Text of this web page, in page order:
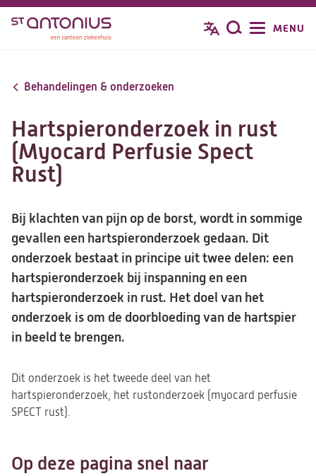
Overslaan
inhoud
Zoeken
MENU
Behandelingen & onderzoeken
Hartspieronderzoek in rust
(Myocard Perfusie Spect
Rust)
Bij klachten van pijn op de borst, wordt in sommige
gevallen een hartspieronderzoek gedaan. Dit
onderzoek bestaat in principe uit twee delen: een
hartspieronderzoek bij inspanning en een
hartspieronderzoek in rust. Het doel van het
onderzoek is om de doorbloeding van de hartspier
in beeld te brengen.
Dit onderzoek is het tweede deel van het
hartspieronderzoek, het rustonderzoek (myocard perfusie
SPECT rust).
Op deze pagina snel naar